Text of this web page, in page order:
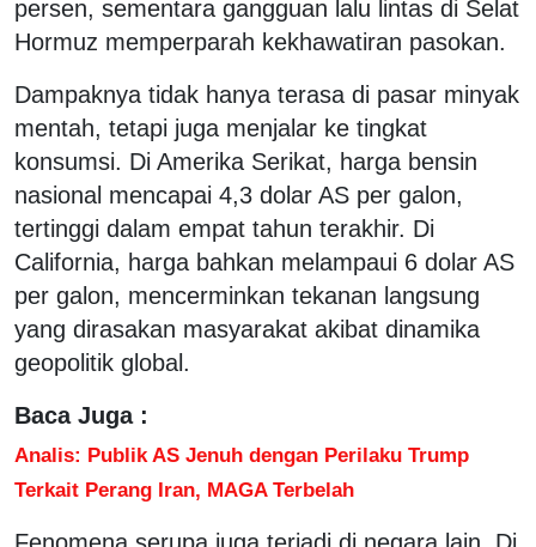
persen, sementara gangguan lalu lintas di Selat
Hormuz memperparah kekhawatiran pasokan.
Dampaknya tidak hanya terasa di pasar minyak
mentah, tetapi juga menjalar ke tingkat
konsumsi. Di Amerika Serikat, harga bensin
nasional mencapai 4,3 dolar AS per galon,
tertinggi dalam empat tahun terakhir. Di
California, harga bahkan melampaui 6 dolar AS
per galon, mencerminkan tekanan langsung
yang dirasakan masyarakat akibat dinamika
geopolitik global.
Baca Juga :
Analis: Publik AS Jenuh dengan Perilaku Trump
Terkait Perang Iran, MAGA Terbelah